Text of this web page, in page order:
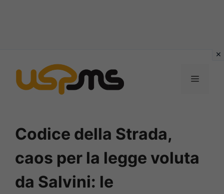
contenuto
MENU
Codice della Strada,
caos per la legge voluta
da Salvini: le